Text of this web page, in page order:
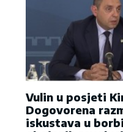
Vulin u posjeti
Dogovorena
iskustava u